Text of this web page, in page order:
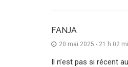
FANJA
20 mai 2025 - 21 h 02
Il n’est pas si récent